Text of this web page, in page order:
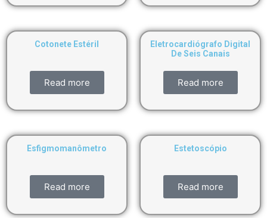
Cotonete Estéril
Read more
Eletrocardiógrafo Digital
De Seis Canais
Read more
Esfigmomanômetro
Read more
Estetoscópio
Read more